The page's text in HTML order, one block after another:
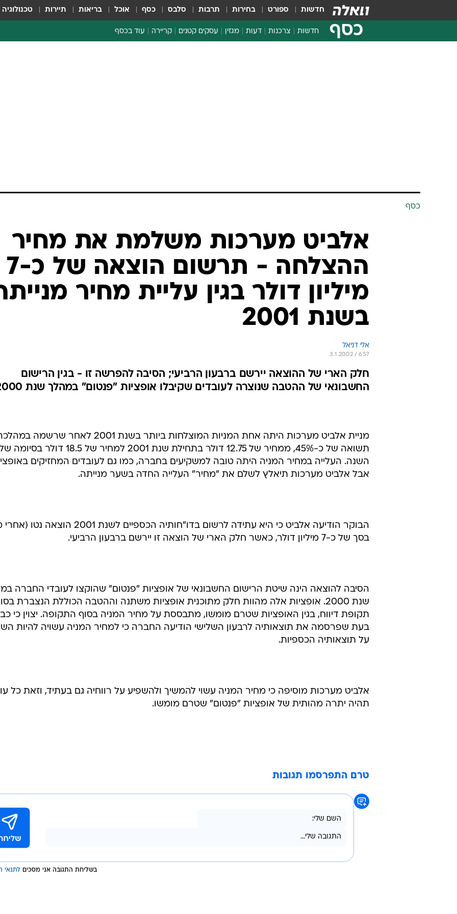
חדשות ספורט בחירות תרבות סלבס כסף אוכל בריאות תיירות טכנולוגיה
כסף חדשות צרכנות דעות מגזין עסקים קטנים קריירה עוד בכסף
כסף
אלביט מערכות משלמת את מחיר
ההצלחה - תרשום הוצאה של כ-7
מיליון דולר בגין עליית מחיר
בשנת 2001
אלי דניאל
3.1.2002 / 6:57
חלק הארי של ההוצאה יירשם ברבעון הרביעי; הסיבה להפרשה זו - בגין הרישום
החשבונאי של ההטבה שנוצרה לעובדים שקיבלו אופציות "פנטום" במהלך שנת 2000
מניית אלביט מערכות היתה אחת המניות המוצלחות ביותר בשנת 2001 לאחר שרשמה
תשואה של כ-45%, ממחיר של 12.75 דולר בתחילת שנת 2001 למחיר של 18.5 דולר
השנה. העלייה במחיר המניה היתה טובה למשקיעים בחברה, כמו גם לעובדים המחזיקים
אבל אלביט מערכות תיאלץ לשלם את "מחיר" העלייה החדה בשער מנייתה.
הבוקר הודיעה אלביט כי היא עתידה לרשום בדו"חותיה הכספיים לשנת 2001
בסך של כ-7 מיליון דולר, כאשר חלק הארי של הוצאה זו יירשם ברבעון הרביעי.
הסיבה להוצאה הינה שיטת הרישום החשבונאי של אופציות "פנטום" שהוקצו לעובדי החברה
שנת 2000. אופציות אלה מהוות חלק מתוכנית אופציות משתנה וההטבה הכוללת הנצברת
תקופת דיווח, בגין האופציות שטרם מומשו, מתבססת על מחיר המניה בסוף התקופה. יצוין כי
בעת שפרסמה את תוצאותיה לרבעון השלישי הודיעה החברה כי למחיר המניה עשויה להיות
על תוצאותיה הכספיות.
אלביט מערכות מוסיפה כי מחיר המניה עשוי להמשיך ולהשפיע על רווחיה גם בעתיד, וזאת כל
תהיה יתרה מהותית של אופציות "פנטום" שטרם מומשו.
טרם התפרסמו תגובות
בשליחת התגובה אני מסכים לתנאי